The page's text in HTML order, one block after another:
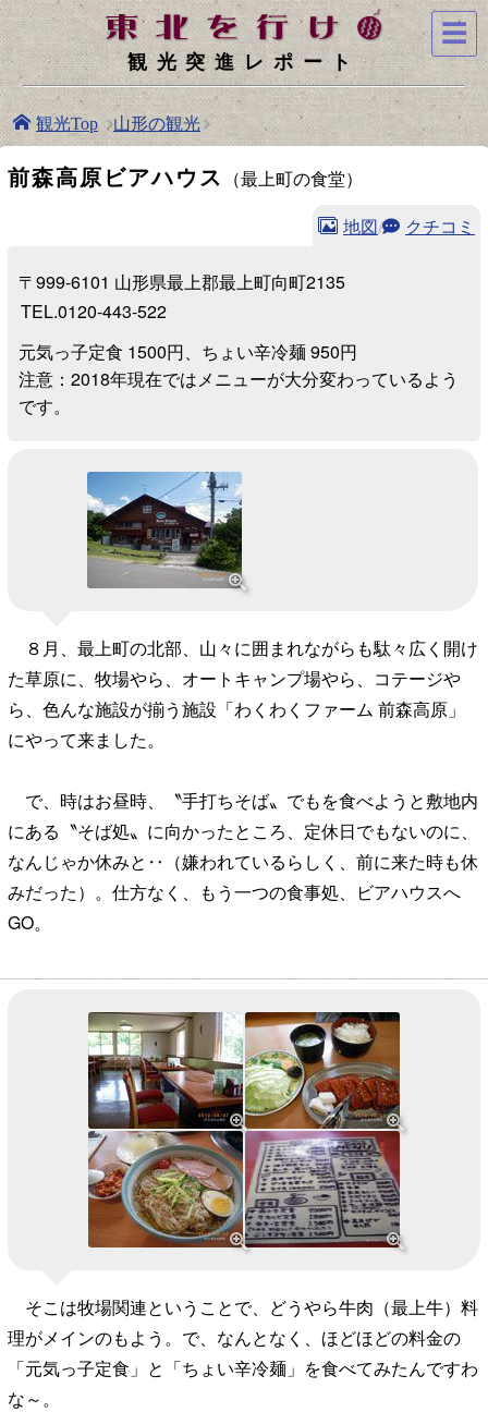
観光突進レポート
観光Top 山形の観光
前森高原ビアハウス （最上町の食堂）
地図/ クチコミ
〒999-6101 山形県最上郡最上町向町2135
TEL.0120-443-522
元気っ子定食 1500円、ちょい辛冷麺 950円
注意：2018年現在ではメニューが大分変わっているよう
です。
８月、最上町の北部、山々に囲まれながらも駄々広く開け
た草原に、牧場やら、オートキャンプ場やら、コテージや
ら、色んな施設が揃う施設「わくわくファーム 前森高原」
にやって来ました。
で、時はお昼時、〝手打ちそば〟でもを食べようと敷地内
にある〝そば処〟に向かったところ、定休日でもないのに、
なんじゃか休みと‥（嫌われているらしく、前に来た時も休
みだった）。仕方なく、もう一つの食事処、ビアハウスへ
GO。
そこは牧場関連ということで、どうやら牛肉（最上牛）料
理がメインのもよう。で、なんとなく、ほどほどの料金の
「元気っ子定食」と「ちょい辛冷麺」を食べてみたんですわ
な～。
☰